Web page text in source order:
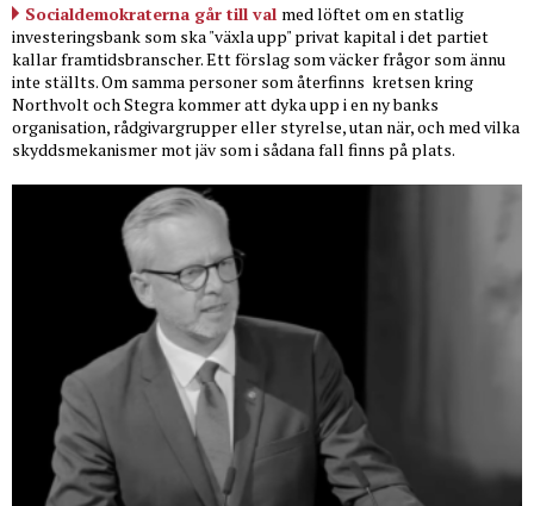
Socialdemokraterna går till val med löftet om en statlig
investeringsbank som ska "växla upp" privat kapital i det partiet
kallar framtidsbranscher. Ett förslag som väcker frågor som ännu
inte ställts. Om samma personer som återfinns kretsen kring
Northvolt och Stegra kommer att dyka upp i en ny banks
organisation, rådgivargrupper eller styrelse, utan när, och med vilka
skyddsmekanismer mot jäv som i sådana fall finns på plats.